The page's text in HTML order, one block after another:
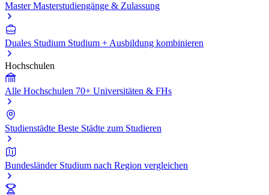
Master Masterstudiengänge & Zulassung
Duales Studium Studium + Ausbildung kombinieren
Hochschulen
Alle Hochschulen 70+ Universitäten & FHs
Studienstädte Beste Städte zum Studieren
Bundesländer Studium nach Region vergleichen